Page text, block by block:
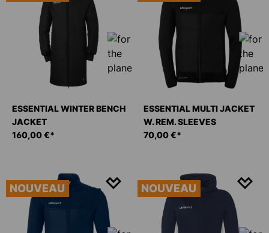
ESSENTIAL WINTER BENCH
JACKET
160,00 €*
ESSENTIAL MULTI JACKET
W. REM. SLEEVES
70,00 €*
NOUVEAU NOUVEAU